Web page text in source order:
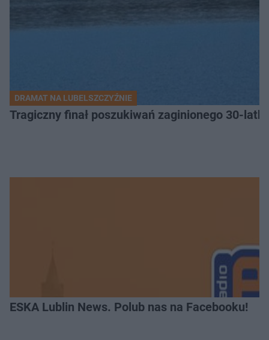
DRAMAT NA LUBELSZCZYŹNIE
Tragiczny finał poszukiwań zaginionego 30-
ESKA Lublin News. Polub nas na Facebooku!